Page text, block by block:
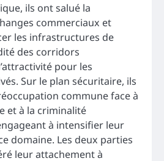
ils ont salué la
commerciaux et
les infrastructures de
des corridors
pour les
Sur le plan sécuritaire, ils
commune face à
et à la criminalité
à intensifier leur
domaine. Les deux parties
leur attachement à